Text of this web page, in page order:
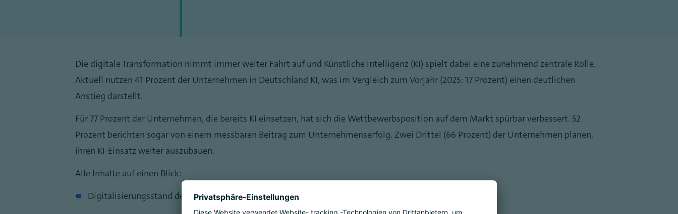
Die digitale Transformation nimmt immer weiter Fahrt auf und Künstliche Intelligenz (KI) spielt dabei eine zunehmend zentrale Rolle.
Aktuell nutzen 41 Prozent der Unternehmen in Deutschland KI, was im Vergleich zum Vorjahr (2025: 17 Prozent) einen deutlichen
Anstieg darstellt.
Für 77 Prozent der Unternehmen, die bereits KI einsetzen, hat sich die Wettbewerbsposition auf dem Markt spürbar verbessert. 52
Prozent berichten sogar von einem messbaren Beitrag zum Unternehmenserfolg. Zwei Drittel (66 Prozent) der Unternehmen planen,
ihren KI-Einsatz weiter auszubauen.
Alle Inhalte auf einen Blick:
Digitalisierungsstand deutscher Unternehmen